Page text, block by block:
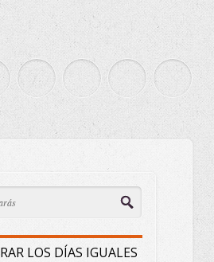
LOS DÍAS IGUALES